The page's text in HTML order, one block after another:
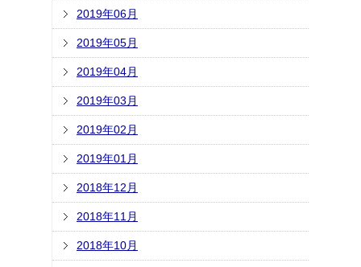
2019年06月
2019年05月
2019年04月
2019年03月
2019年02月
2019年01月
2018年12月
2018年11月
2018年10月